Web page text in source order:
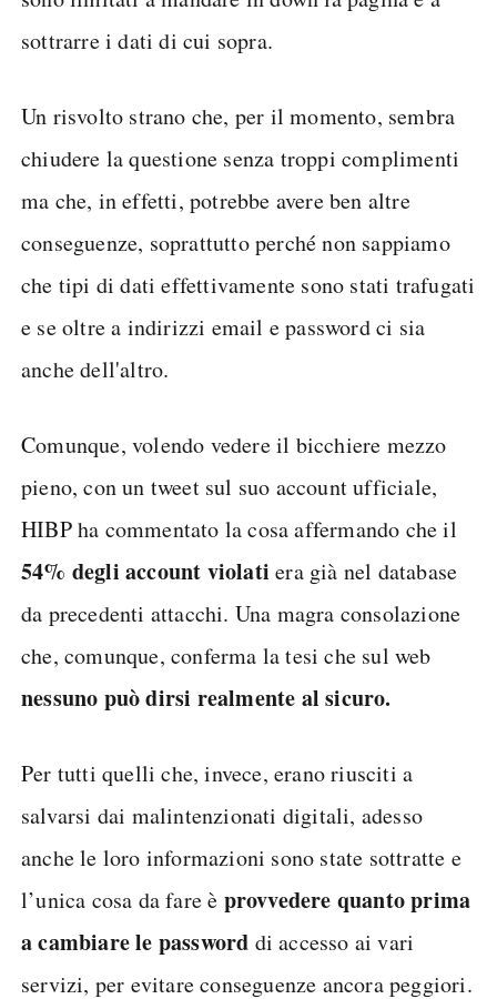
sottrarre i dati di cui sopra.
Un risvolto strano che, per il momento, sembra
chiudere la questione senza troppi complimenti
ma che, in effetti, potrebbe avere ben altre
conseguenze, soprattutto perché non sappiamo
che tipi di dati effettivamente sono stati trafugati
e se oltre a indirizzi email e password ci sia
anche dell'altro.
Comunque, volendo vedere il bicchiere mezzo
pieno, con un tweet sul suo account ufficiale,
HIBP ha commentato la cosa affermando che il
54% degli account violati era già nel database
da precedenti attacchi. Una magra consolazione
che, comunque, conferma la tesi che sul web
nessuno può dirsi realmente al sicuro.
Per tutti quelli che, invece, erano riusciti a
salvarsi dai malintenzionati digitali, adesso
anche le loro informazioni sono state sottratte e
l’unica cosa da fare è provvedere quanto prima
a cambiare le password di accesso ai vari
servizi, per evitare conseguenze ancora peggiori.